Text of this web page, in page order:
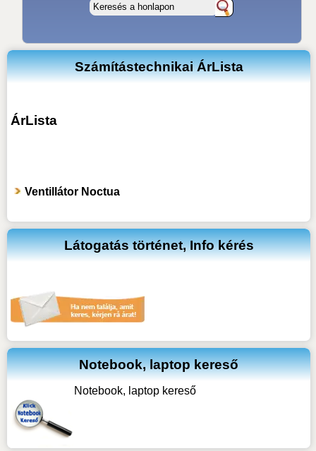
Számítástechnikai ÁrLista
ÁrLista
Ventillátor Noctua
Látogatás történet, Info kérés
Notebook, laptop kereső
Notebook, laptop kereső